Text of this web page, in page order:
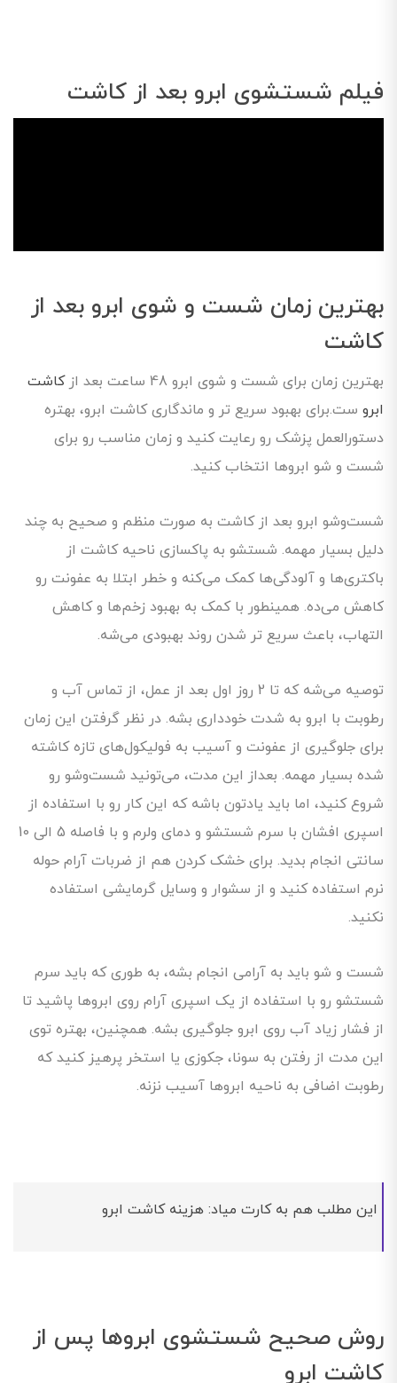
فیلم شستشوی ابرو بعد از کاشت
بهترین زمان شست و شوی ابرو بعد از
کاشت
بهترین زمان برای شست و شوی ابرو 48 ساعت بعد از
کاشت
ابرو ست.برای بهبود سریع تر و ماندگاری کاشت ابرو، بهتره
دستورالعمل پزشک رو رعایت کنید و زمان مناسب رو برای
شست و شو ابروها انتخاب کنید.
شست‌وشو ابرو بعد از کاشت به‌ صورت منظم و صحیح به چند
دلیل بسیار مهمه. شستشو به پاکسازی ناحیه کاشت از
باکتری‌ها و آلودگی‌ها کمک می‌کنه و خطر ابتلا به عفونت رو
کاهش می‌ده. همینطور با کمک به بهبود زخم‌ها و کاهش
التهاب، باعث سریع تر شدن روند بهبودی می‌شه.
توصیه می‌شه که تا 2 روز اول بعد از عمل، از تماس آب و
رطوبت با ابرو به شدت خودداری بشه. در نظر گرفتن این زمان
برای جلوگیری از عفونت و آسیب به فولیکول‌های تازه کاشته
شده بسیار مهمه. بعداز این مدت، می‌تونید شست‌وشو رو
شروع کنید، اما باید یادتون باشه که این کار رو با استفاده از
اسپری افشان با سرم شستشو و دمای ولرم و با فاصله 5 الی 10
سانتی انجام بدید. برای خشک کردن هم از ضربات آرام حوله
نرم استفاده کنید و از سشوار و وسایل گرمایشی استفاده
نکنید.
شست و شو باید به آرامی انجام بشه، به طوری که باید سرم
شستشو رو با استفاده از یک اسپری آرام روی ابروها پاشید تا
از فشار زیاد آب روی ابرو جلوگیری بشه. همچنین، بهتره توی
این مدت از رفتن به سونا، جکوزی یا استخر پرهیز کنید که
رطوبت اضافی به ناحیه ابروها آسیب نزنه.
این مطلب هم به کارت میاد: هزینه کاشت ابرو
روش صحیح شستشوی ابروها پس از
کاشت ابرو